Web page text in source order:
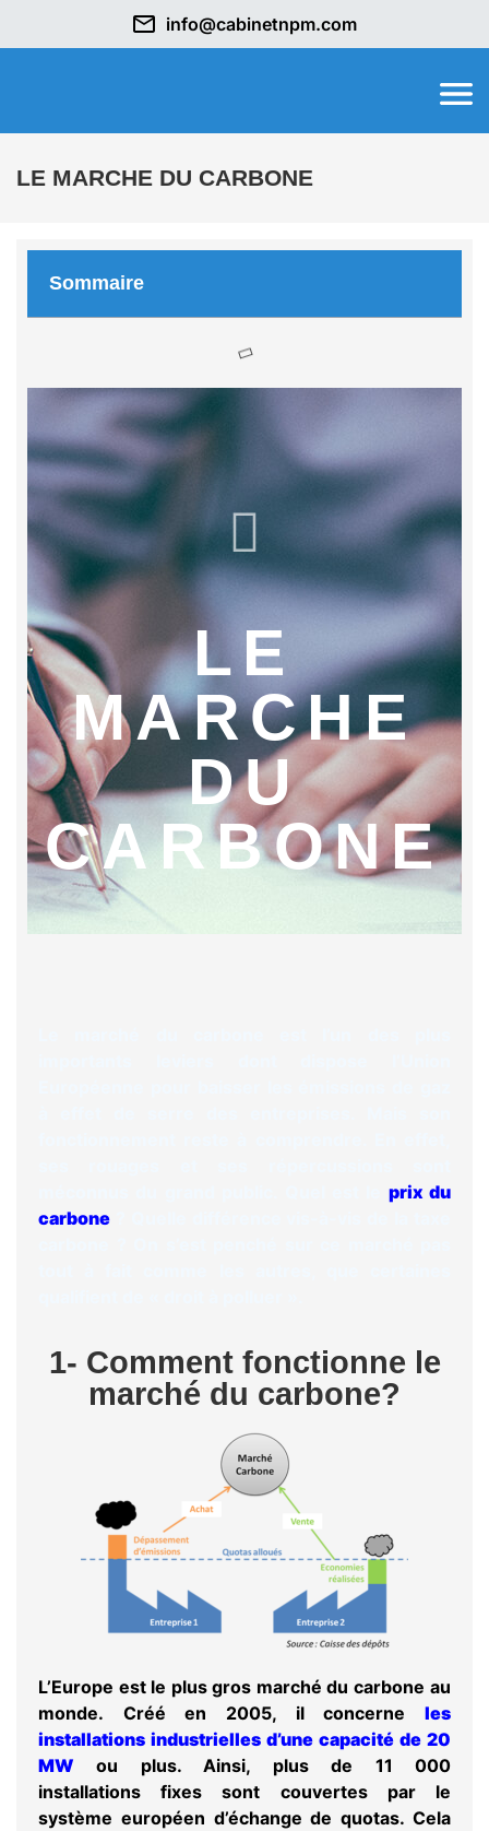
info@cabinetnpm.com
LE MARCHE DU CARBONE
Sommaire
LE
MARCHE
DU
CARBONE
prix du
carbone
1- Comment fonctionne le
marché du carbone?
L’Europe est le plus gros marché du carbone au
monde. Créé en 2005, il concerne les
installations industrielles d’une capacité de 20
MW ou plus. Ainsi, plus de 11 000
installations fixes sont couvertes par le
système européen d’échange de quotas. Cela